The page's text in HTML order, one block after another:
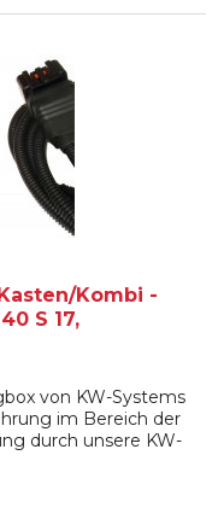
Kombi -
S 17,
von KW-Systems
im Bereich der
durch unsere KW-